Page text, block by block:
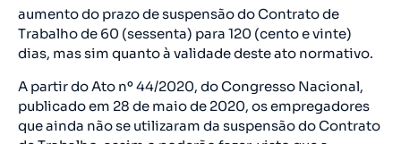
aumento do prazo de suspensão do Contrato de
Trabalho de 60 (sessenta) para 120 (cento e vinte)
dias, mas sim quanto à validade deste ato normativo.
A partir do Ato nº 44/2020, do Congresso Nacional,
publicado em 28 de maio de 2020, os empregadores
que ainda não se utilizaram da suspensão do Contrato